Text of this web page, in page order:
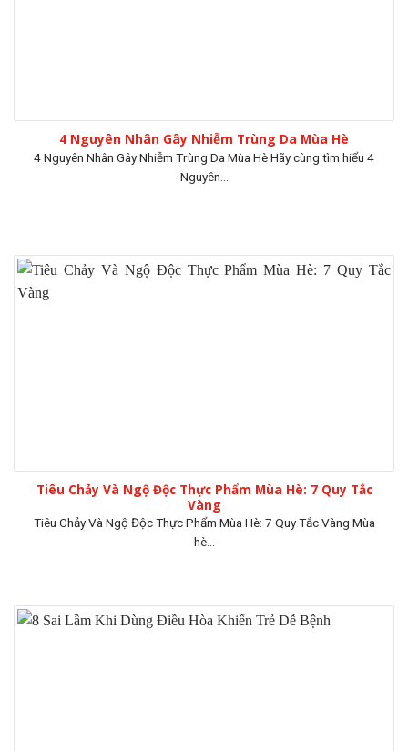
4 Nguyên Nhân Gây Nhiễm Trùng Da Mùa Hè
4 Nguyên Nhân Gây Nhiễm Trùng Da Mùa Hè Hãy cùng tìm hiểu 4
Nguyên...
Tiêu Chảy Và Ngộ Độc Thực Phẩm Mùa Hè: 7 Quy Tắc
Vàng
Tiêu Chảy Và Ngộ Độc Thực Phẩm Mùa Hè: 7 Quy Tắc Vàng Mùa
hè...